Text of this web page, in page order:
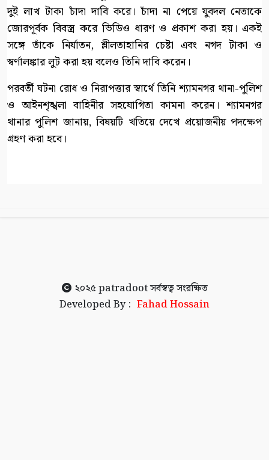
দুই লাখ টাকা চাঁদা দাবি করে। চাঁদা না পেয়ে যুবদল নেতাকে
জোরপূর্বক বিবস্ত্র করে ভিডিও ধারণ ও প্রকাশ করা হয়। একই
সঙ্গে তাঁকে নির্যাতন, শ্লীলতাহানির চেষ্টা এবং নগদ টাকা ও
স্বর্ণালঙ্কার লুট করা হয় বলেও তিনি দাবি করেন।
পরবর্তী ঘটনা রোধ ও নিরাপত্তার স্বার্থে তিনি শ্যামনগর থানা-পুলিশ
ও আইনশৃঙ্খলা বাহিনীর সহযোগিতা কামনা করেন। শ্যামনগর
থানার পুলিশ জানায়, বিষয়টি খতিয়ে দেখে প্রয়োজনীয় পদক্ষেপ
গ্রহণ করা হবে।
২০২৫ patradootসর্বস্বত্ব সংরক্ষিত
Developed By : Fahad Hossain